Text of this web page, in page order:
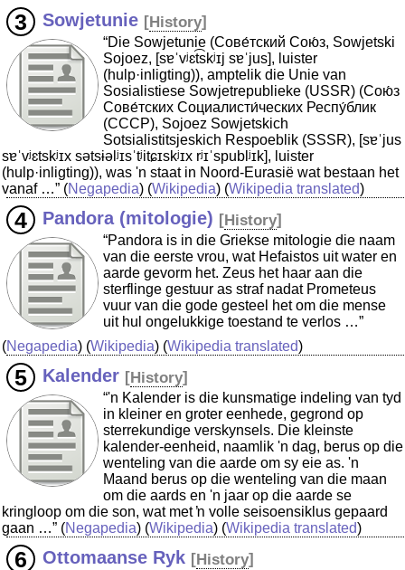
Sowjetunie [History]
“Die Sowjetunie (Сове́тский Сою́з, Sowjetski
Sojoez, [sɐˈvʲɛt͡skʲɪj sɐˈjus], luister
(hulp·inligting)), amptelik die Unie van
Sosialistiese Sowjetrepublieke (USSR) (Сою́з
Сове́тских Социалисти́ческих Респу́блик
(СССР), Sojoez Sowjetskich
Sotsialistitsjeskich Respoeblik (SSSR), [sɐˈjus
sɐˈvʲɛtskʲɪx sətsɨəlʲɪsˈtʲitɕɪskʲɪx rʲɪˈspublʲɪk], luister
(hulp·inligting)), was 'n staat in Noord-Eurasië wat bestaan het
vanaf …” (Negapedia) (Wikipedia) (Wikipedia translated)
Pandora (mitologie) [History]
“Pandora is in die Griekse mitologie die naam
van die eerste vrou, wat Hefaistos uit water en
aarde gevorm het. Zeus het haar aan die
sterflinge gestuur as straf nadat Prometeus
vuur van die gode gesteel het om die mense
uit hul ongelukkige toestand te verlos …”
(Negapedia) (Wikipedia) (Wikipedia translated)
Kalender [History]
“'n Kalender is die kunsmatige indeling van tyd
in kleiner en groter eenhede, gegrond op
sterrekundige verskynsels. Die kleinste
kalender-eenheid, naamlik 'n dag, berus op die
wenteling van die aarde om sy eie as. 'n
Maand berus op die wenteling van die maan
om die aards en 'n jaar op die aarde se
kringloop om die son, wat met ŉ volle seisoensiklus gepaard
gaan …” (Negapedia) (Wikipedia) (Wikipedia translated)
Ottomaanse Ryk [History]